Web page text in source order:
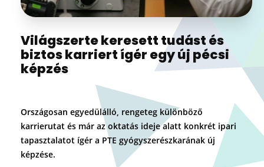
Világszerte keresett tudást és
biztos karriert ígér egy új pécsi
képzés
Országosan egyedülálló, rengeteg különböző
karrierutat és már az oktatás ideje alatt konkrét ipari
tapasztalatot ígér a PTE gyógyszerészkarának új
képzése.